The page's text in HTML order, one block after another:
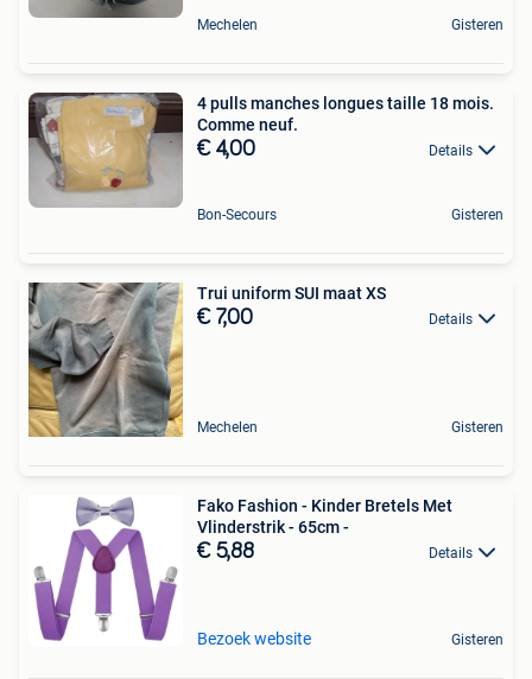
Mechelen Gisteren
4 pulls manches longues taille 18 mois.
Comme neuf.
€ 4,00 Details
Bon-Secours Gisteren
Trui uniform SUI maat XS
€ 7,00 Details
Mechelen Gisteren
Fako Fashion - Kinder Bretels Met
Vlinderstrik - 65cm -
€ 5,88 Details
Bezoek website Gisteren